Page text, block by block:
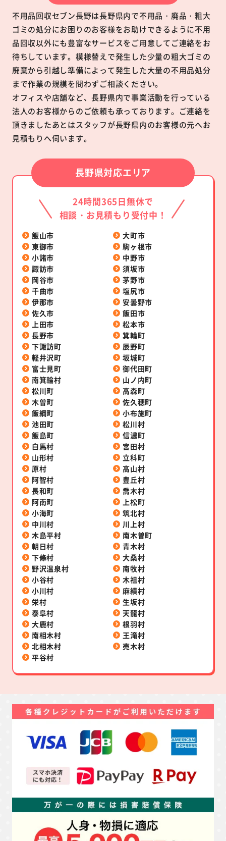
不用品回収セブン長野は長野県内で不用品・廃品・粗大
ゴミの処分にお困りのお客様をお助けできるように不用
品回収以外にも豊富なサービスをご用意してご連絡をお
待ちしています。模様替えで発生した少量の粗大ゴミの
廃棄から引越し準備によって発生した大量の不用品処分
まで作業の規模を問わずご相談ください。
オフィスや店舗など、長野県内で事業活動を行っている
法人のお客様からのご依頼も承っております。ご連絡を
頂きましたあとはスタッフが長野県内のお客様の元へお
見積もりへ伺います。
長野県対応エリア
24時間365日無休で
相談・お見積もり受付中！
飯山市
大町市
東御市
駒ヶ根市
小諸市
中野市
諏訪市
須坂市
岡谷市
茅野市
千曲市
塩尻市
伊那市
安曇野市
佐久市
飯田市
上田市
松本市
長野市
箕輪町
下諏訪町
辰野町
軽井沢町
坂城町
富士見町
御代田町
南箕輪村
山ノ内町
松川町
高森町
木曽町
佐久穂町
飯綱町
小布施町
池田町
松川村
飯島町
信濃町
白馬村
宮田村
山形村
立科町
原村
高山村
阿智村
豊丘村
長和町
喬木村
阿南町
上松町
小海町
筑北村
中川村
川上村
木島平村
南木曽町
朝日村
青木村
下條村
大桑村
野沢温泉村
南牧村
小谷村
木祖村
小川村
麻績村
栄村
生坂村
泰阜村
天龍村
大鹿村
根羽村
南相木村
王滝村
北相木村
売木村
平谷村